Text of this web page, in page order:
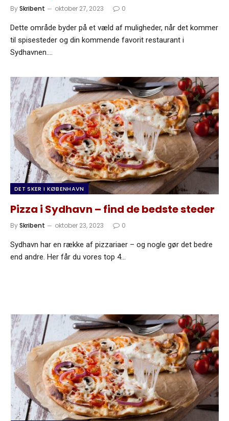
BySkribent oktober 27, 2023 0
Dette område byder på et væld af muligheder, når det kommer
til spisesteder og din kommende favorit restaurant i
Sydhavnen.…
DET SKER I KØBENHAVN
Pizza i Sydhavn – find de bedste steder
BySkribent oktober 23, 2023 0
Sydhavn har en række af pizzariaer – og nogle gør det bedre
end andre. Her får du vores top 4…